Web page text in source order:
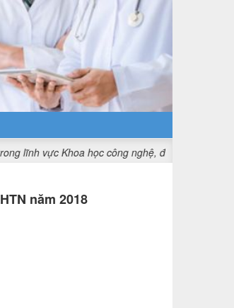
Khoa học công nghệ, đổi mới sáng tạo và
năm 2018